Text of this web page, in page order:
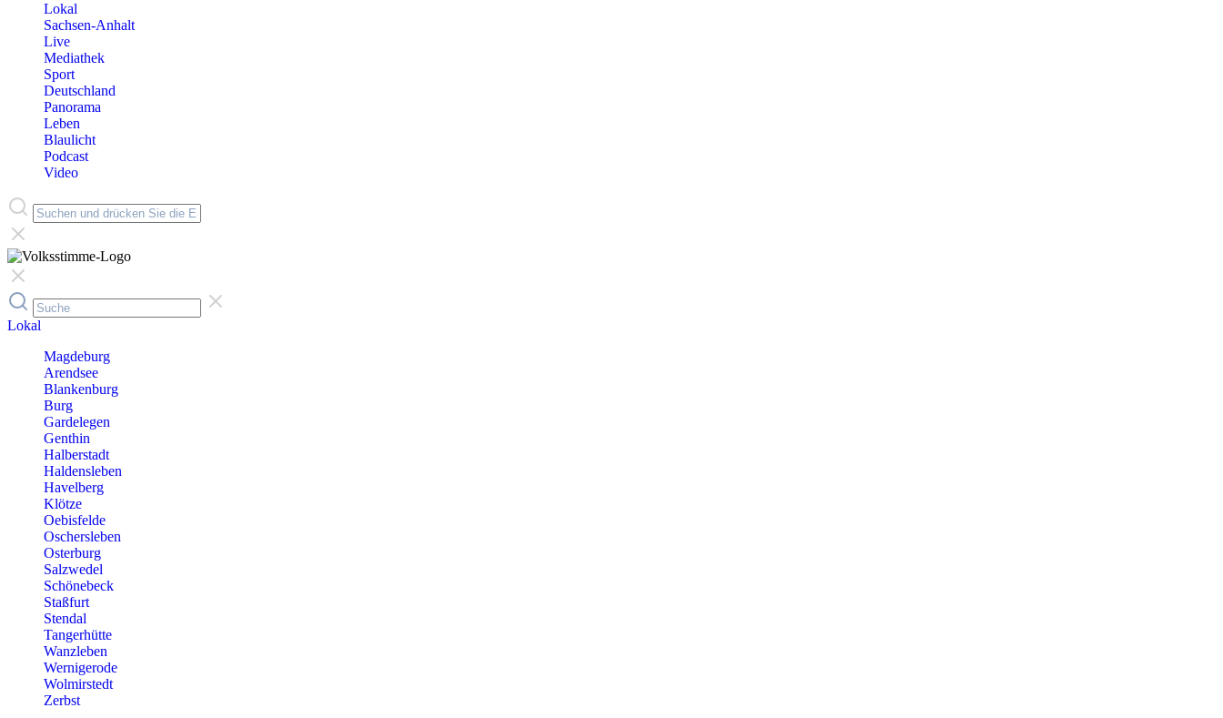
Lokal
Sachsen-Anhalt
Live
Mediathek
Sport
Deutschland
Panorama
Leben
Blaulicht
Podcast
Video
Lokal
Magdeburg
Arendsee
Blankenburg
Burg
Gardelegen
Genthin
Halberstadt
Haldensleben
Havelberg
Klötze
Oebisfelde
Oschersleben
Osterburg
Salzwedel
Schönebeck
Staßfurt
Stendal
Tangerhütte
Wanzleben
Wernigerode
Wolmirstedt
Zerbst